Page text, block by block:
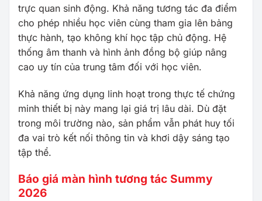
trực quan sinh động. Khả năng tương tác đa điểm
cho phép nhiều học viên cùng tham gia lên bảng
thực hành, tạo không khí học tập chủ động. Hệ
thống âm thanh và hình ảnh đồng bộ giúp nâng
cao uy tín của trung tâm đối với học viên.
Khả năng ứng dụng linh hoạt trong thực tế chứng
minh thiết bị này mang lại giá trị lâu dài. Dù đặt
trong môi trường nào, sản phẩm vẫn phát huy tối
đa vai trò kết nối thông tin và khơi dậy sáng tạo
tập thể.
Báo giá màn hình tương tác Summy
2026